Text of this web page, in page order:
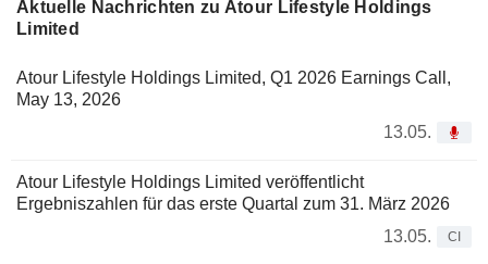
Aktuelle Nachrichten zu Atour Lifestyle Holdings
Limited
Atour Lifestyle Holdings Limited, Q1 2026 Earnings Call,
May 13, 2026
13.05.
Atour Lifestyle Holdings Limited veröffentlicht
Ergebniszahlen für das erste Quartal zum 31. März 2026
13.05.
CI